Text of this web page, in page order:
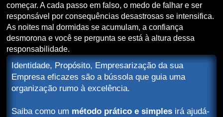
começar. A cada passo em falso, o medo de falhar e ser
responsável por consequências desastrosas se intensifica.
As noites mal dormidas se acumulam, a confiança
desmorona e você se pergunta se está à altura dessa
responsabilidade.
Identidade, Propósito, Empresarização da sua
Empresa eficazes são a bússola que guia uma
organização rumo à excelência.
Saiba como um método prático e simples irá ajudá-